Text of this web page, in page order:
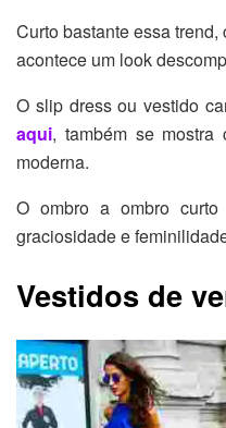
Curto bastante essa
acontece um look
O slip dress ou vestido
aqui, também se mostra
moderna.
O ombro a ombro
graciosidade e
Vestidos de